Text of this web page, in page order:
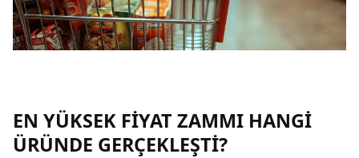
EN YÜKSEK FİYAT ZAMMI HANGİ
ÜRÜNDE GERÇEKLEŞTİ?